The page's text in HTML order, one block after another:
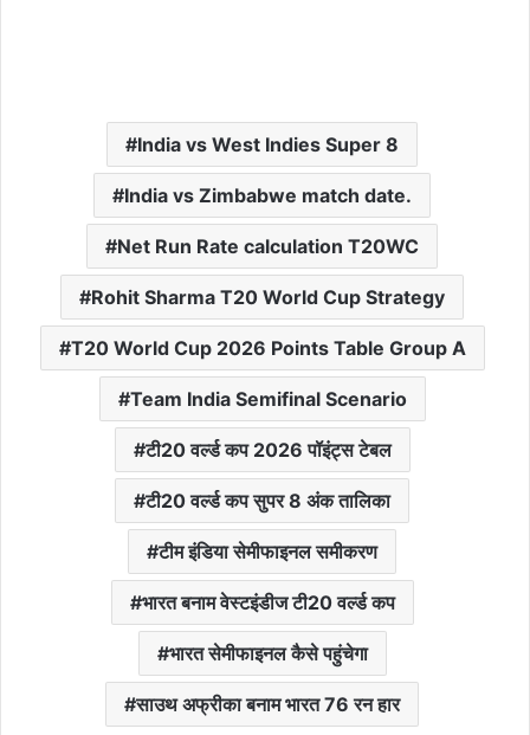
India vs West Indies Super 8
India vs Zimbabwe match date.
Net Run Rate calculation T20WC
Rohit Sharma T20 World Cup Strategy
T20 World Cup 2026 Points Table Group A
Team India Semifinal Scenario
टी20 वर्ल्ड कप 2026 पॉइंट्स टेबल
टी20 वर्ल्ड कप सुपर 8 अंक तालिका
टीम इंडिया सेमीफाइनल समीकरण
भारत बनाम वेस्टइंडीज टी20 वर्ल्ड कप
भारत सेमीफाइनल कैसे पहुंचेगा
साउथ अफ्रीका बनाम भारत 76 रन हार